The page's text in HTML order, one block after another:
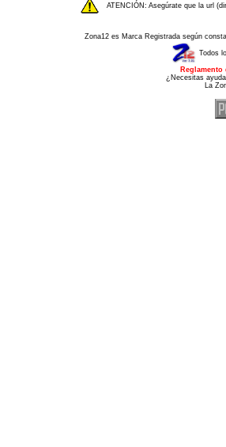
ATENCIÓN: Asegúrate que la url
Zona12 es Marca Registrada según
Todos
¿Necesitas
La